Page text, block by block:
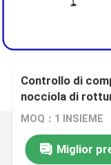
Controllo di
nocciola di
MOQ：1 INSIEME
Miglior